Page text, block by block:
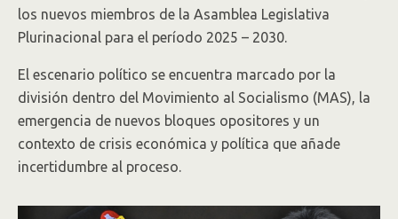
los nuevos miembros de la Asamblea Legislativa
Plurinacional para el período 2025 – 2030.
El escenario político se encuentra marcado por la
división dentro del Movimiento al Socialismo (MAS), la
emergencia de nuevos bloques opositores y un
contexto de crisis económica y política que añade
incertidumbre al proceso.